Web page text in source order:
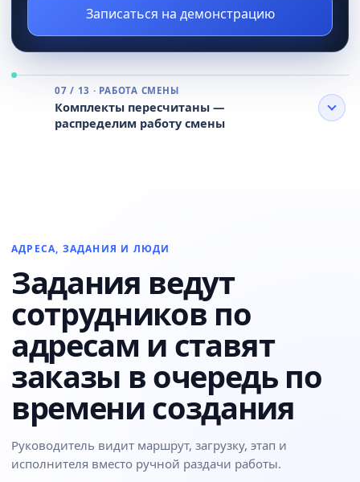
Записаться на демонстрацию
07 / 13 · РАБОТА СМЕНЫ
Комплекты пересчитаны —
распределим работу смены
АДРЕСА, ЗАДАНИЯ И ЛЮДИ
Задания ведут
сотрудников по
адресам и ставят
заказы в очередь по
времени создания
Руководитель видит маршрут, загрузку, этап и
исполнителя вместо ручной раздачи работы.